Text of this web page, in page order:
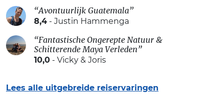
“Avontuurlijk Guatemala”
8,4 - Justin Hammenga
“Fantastische Ongerepte Natuur &
Schitterende Maya Verleden”
10,0 - Vicky & Joris
Lees alle uitgebreide reiservaringen